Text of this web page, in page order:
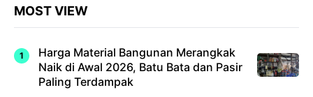
MOST VIEW
Harga Material Bangunan Merangkak
Naik di Awal 2026, Batu Bata dan Pasir
Paling Terdampak